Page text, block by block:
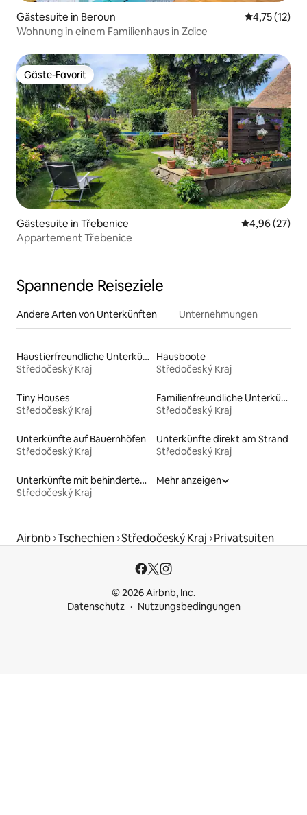
Gästesuite in Beroun
4,75 (12)
Wohnung in einem Familienhaus in Zdice
Gäste-Favorit
Gäste-Favorit
Gästesuite in Třebenice
4,96 (27)
Appartement Třebenice
Spannende Reiseziele
Andere Arten von Unterkünften Unternehmungen
Haustierfreundliche Unterkünfte
Středočeský Kraj
Hausboote
Středočeský Kraj
Tiny Houses
Středočeský Kraj
Familienfreundliche Unterkünfte
Středočeský Kraj
Unterkünfte auf Bauernhöfen
Středočeský Kraj
Unterkünfte direkt am Strand
Středočeský Kraj
Unterkünfte mit behindertengerechtem Bett
Středočeský Kraj
Mehr anzeigen
Airbnb Tschechien Středočeský Kraj Privatsuiten
© 2026 Airbnb, Inc.
Datenschutz
Nutzungsbedingungen